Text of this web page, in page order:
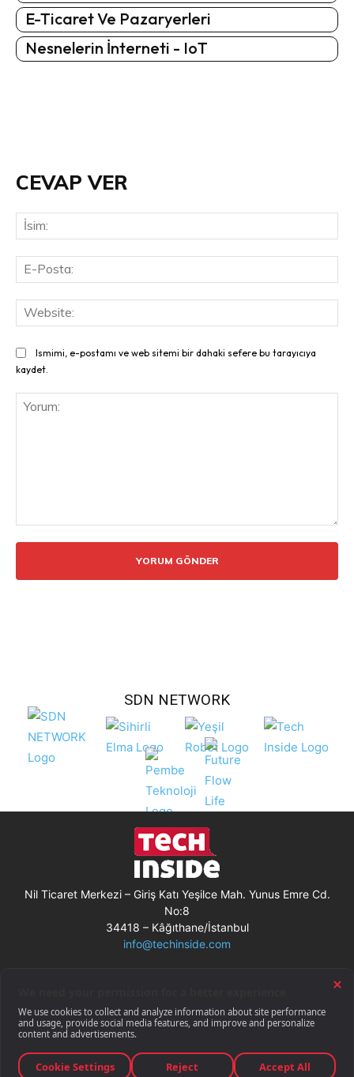
E-Ticaret Ve Pazaryerleri
Nesnelerin İnterneti - IoT
CEVAP VER
Ismimi, e-postamı ve web sitemi bir dahaki sefere bu tarayıcıya
kaydet.
SDN NETWORK
Nil Ticaret Merkezi – Giriş Katı Yeşilce Mah. Yunus Emre Cd.
No:8
34418 – Kâğıthane/İstanbul
info@techinside.com
Gizlilik Bildirimi
RSS
© Techinside.com, İnternet Medyası